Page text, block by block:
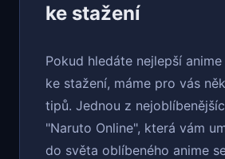
ke stažení
Pokud hledáte nejlepší
ke stažení, máme pro vás
tipů. Jednou z
"Naruto Online", která vám
do světa oblíbeného anime